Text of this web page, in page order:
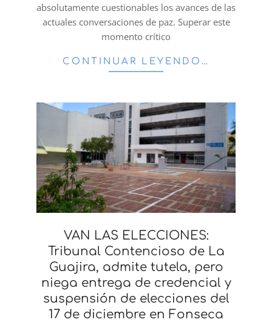
absolutamente cuestionables los avances de las
actuales conversaciones de paz. Superar este
momento crítico
CONTINUAR LEYENDO…
VAN LAS ELECCIONES:
Tribunal Contencioso de La
Guajira, admite tutela, pero
niega entrega de credencial y
suspensión de elecciones del
17 de diciembre en Fonseca